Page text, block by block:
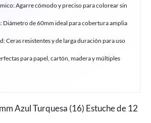
Agarre cómodo y preciso para colorear sin
Diámetro de 60mm ideal para cobertura amplia
Ceras resistentes y de larga duración para uso
para papel, cartón, madera y múltiples
Azul Turquesa (16) Estuche de 12